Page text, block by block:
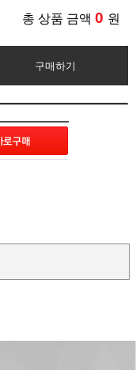
총 상품 금액 0 원
구매하기